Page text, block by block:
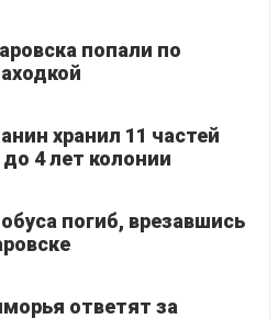
попали по
хранил 11 частей
до 4 лет колонии
погиб, врезавшись
ответят за